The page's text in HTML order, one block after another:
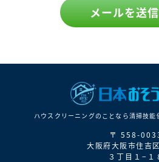
ハウスクリーニングのことなら清掃技
〒 558-
大阪府大阪市住吉
３丁目１−１